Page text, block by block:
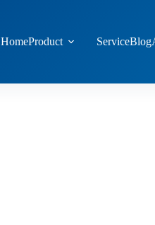
HomeProduct ServiceBlog